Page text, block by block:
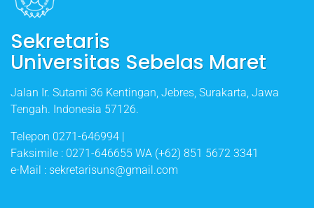
Sekretaris
Universitas Sebelas Maret
Jalan Ir. Sutami 36 Kentingan, Jebres, Surakarta, Jawa
Tengah. Indonesia 57126.
Telepon 0271-646994 |
Faksimile : 0271-646655 WA (+62) 851 5672 3341
e-Mail : sekretarisuns@gmail.com